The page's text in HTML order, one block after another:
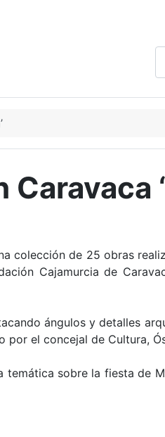
colección de 25 obras
Cajamurcia de
ángulos y detalles
el concejal de Cultura,
sobre la fiesta de